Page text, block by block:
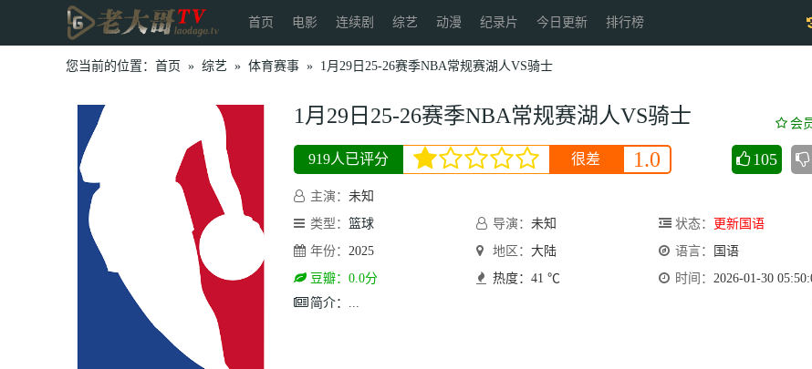
首页 电影 连续剧 综艺 动漫 纪录片 今日更新 排行榜
您当前的位置： 首页 » 综艺 » 体育赛事 » 1月29日25-26赛季NBA常规赛湖人VS骑士
1月29日25-26赛季NBA常规赛湖人VS骑士 会
919人已评分 很差 1.0 105
主演： 未知
类型： 篮球 导演： 未知 状态：
更新国语
年份： 2025 地区： 大陆 语言：
国语
豆瓣：0.0分
热度：41 ℃ 时间： 2026-01-30
简介： ...